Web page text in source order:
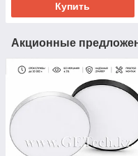
Купить
Акционные